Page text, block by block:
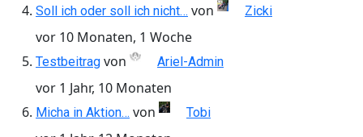
Soll ich oder soll ich nicht… von Zicki
vor 10 Monaten, 1 Woche
Testbeitrag von Ariel-Admin
vor 1 Jahr, 10 Monaten
Micha in Aktion… von Tobi